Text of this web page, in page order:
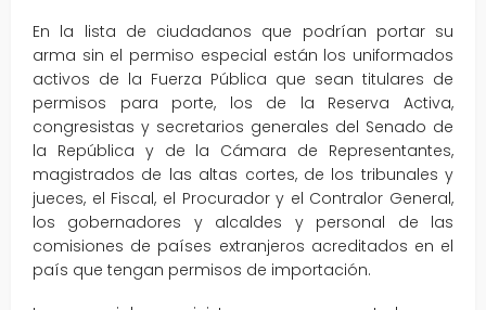
En la lista de ciudadanos que podrían portar su
arma sin el permiso especial están los uniformados
activos de la Fuerza Pública que sean titulares de
permisos para porte, los de la Reserva Activa,
congresistas y secretarios generales del Senado de
la República y de la Cámara de Representantes,
magistrados de las altas cortes, de los tribunales y
jueces, el Fiscal, el Procurador y el Contralor General,
los gobernadores y alcaldes y personal de las
comisiones de países extranjeros acreditados en el
país que tengan permisos de importación.